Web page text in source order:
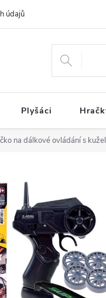
údajů
Plyšáci
na dálkové ovládání s